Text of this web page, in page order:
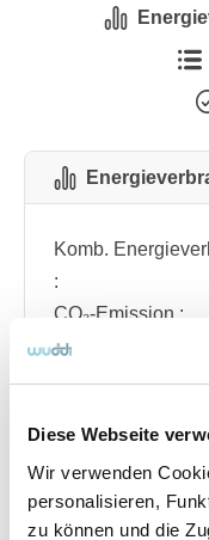
Diese Webseite
Wir verwenden
personalisieren,
zu können und die
Komb.
:
CO₂-Emission :
CO₂-Klasse :
Angebotsnummer